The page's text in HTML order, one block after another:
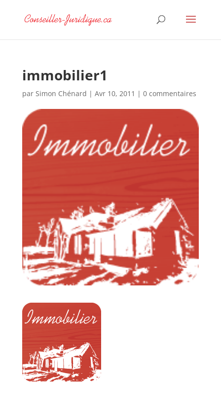
immobilier1
par Simon Chénard | Avr 10, 2011 | 0 commentaires